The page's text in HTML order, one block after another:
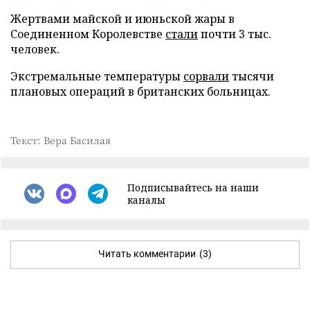
Жертвами майской и июньской жары в
Соединенном Королевстве сталипочти 3 тыс.
человек.
Экстремальные температуры сорвали тысячи
плановых операций в британских больницах.
Текст: Вера Басилая
Подписывайтесь на наши
каналы
Читать комментарии (3)